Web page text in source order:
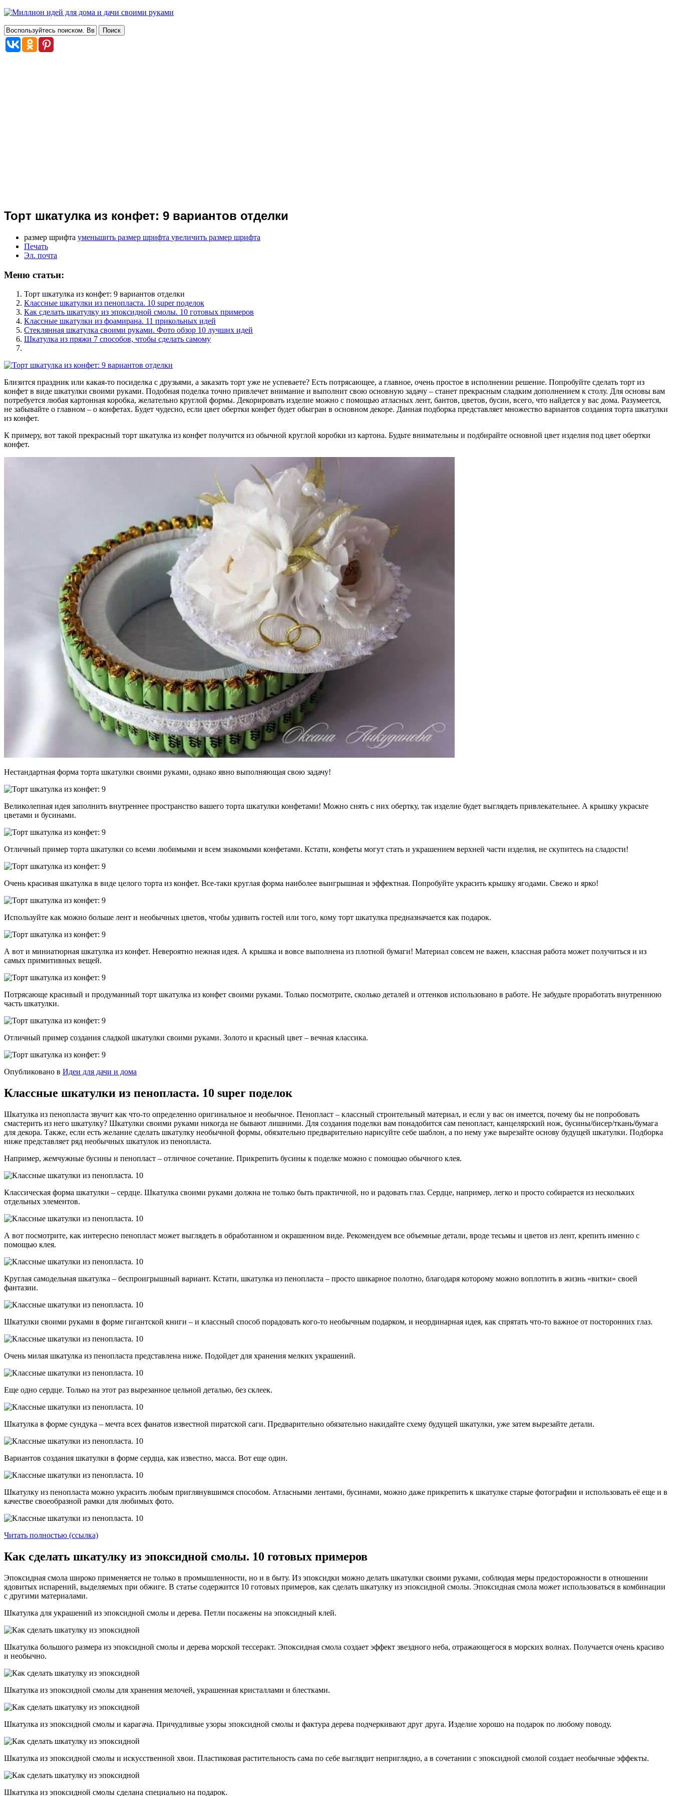
Торт шкатулка из конфет: 9 вариантов отделки
размер шрифта уменьшить размер шрифта увеличить размер шрифта
Печать
Эл. почта
Меню статьи:
Торт шкатулка из конфет: 9 вариантов отделки
Классные шкатулки из пенопласта. 10 super поделок
Как сделать шкатулку из эпоксидной смолы. 10 готовых примеров
Классные шкатулки из фоамирана. 11 прикольных идей
Стеклянная шкатулка своими руками. Фото обзор 10 лучших идей
Шкатулка из пряжи 7 способов, чтобы сделать самому
Близится праздник или какая-то посиделка с друзьями, а заказать торт уже не успеваете? Есть потрясающее, а главное, очень простое в исполнении решение. Попробуйте сделать торт из
конфет в виде шкатулки своими руками. Подобная поделка точно привлечет внимание и выполнит свою основную задачу – станет прекрасным сладким дополнением к столу. Для основы вам
потребуется любая картонная коробка, желательно круглой формы. Декорировать изделие можно с помощью атласных лент, бантов, цветов, бусин, всего, что найдется у вас дома. Разумеется,
не забывайте о главном – о конфетах. Будет чудесно, если цвет обертки конфет будет обыгран в основном декоре. Данная подборка представляет множество вариантов создания торта шкатулки
из конфет.
К примеру, вот такой прекрасный торт шкатулка из конфет получится из обычной круглой коробки из картона. Будьте внимательны и подбирайте основной цвет изделия под цвет обертки
конфет.
Нестандартная форма торта шкатулки своими руками, однако явно выполняющая свою задачу!
Великолепная идея заполнить внутреннее пространство вашего торта шкатулки конфетами! Можно снять с них обертку, так изделие будет выглядеть привлекательнее. А крышку украсьте
цветами и бусинами.
Отличный пример торта шкатулки со всеми любимыми и всем знакомыми конфетами. Кстати, конфеты могут стать и украшением верхней части изделия, не скупитесь на сладости!
Очень красивая шкатулка в виде целого торта из конфет. Все-таки круглая форма наиболее выигрышная и эффектная. Попробуйте украсить крышку ягодами. Свежо и ярко!
Используйте как можно больше лент и необычных цветов, чтобы удивить гостей или того, кому торт шкатулка предназначается как подарок.
А вот и миниатюрная шкатулка из конфет. Невероятно нежная идея. А крышка и вовсе выполнена из плотной бумаги! Материал совсем не важен, классная работа может получиться и из
самых примитивных вещей.
Потрясающе красивый и продуманный торт шкатулка из конфет своими руками. Только посмотрите, сколько деталей и оттенков использовано в работе. Не забудьте проработать внутреннюю
часть шкатулки.
Отличный пример создания сладкой шкатулки своими руками. Золото и красный цвет – вечная классика.
Опубликовано в Идеи для дачи и дома
Классные шкатулки из пенопласта. 10 super поделок
Шкатулка из пенопласта звучит как что-то определенно оригинальное и необычное. Пенопласт – классный строительный материал, и если у вас он имеется, почему бы не попробовать
смастерить из него шкатулку? Шкатулки своими руками никогда не бывают лишними. Для создания поделки вам понадобится сам пенопласт, канцелярский нож, бусины/бисер/ткань/бумага
для декора. Также, если есть желание сделать шкатулку необычной формы, обязательно предварительно нарисуйте себе шаблон, а по нему уже вырезайте основу будущей шкатулки. Подборка
ниже представляет ряд необычных шкатулок из пенопласта.
Например, жемчужные бусины и пенопласт – отличное сочетание. Прикрепить бусины к поделке можно с помощью обычного клея.
Классическая форма шкатулки – сердце. Шкатулка своими руками должна не только быть практичной, но и радовать глаз. Сердце, например, легко и просто собирается из нескольких
отдельных элементов.
А вот посмотрите, как интересно пенопласт может выглядеть в обработанном и окрашенном виде. Рекомендуем все объемные детали, вроде тесьмы и цветов из лент, крепить именно с
помощью клея.
Круглая самодельная шкатулка – беспроигрышный вариант. Кстати, шкатулка из пенопласта – просто шикарное полотно, благодаря которому можно воплотить в жизнь «витки» своей
фантазии.
Шкатулки своими руками в форме гигантской книги – и классный способ порадовать кого-то необычным подарком, и неординарная идея, как спрятать что-то важное от посторонних глаз.
Очень милая шкатулка из пенопласта представлена ниже. Подойдет для хранения мелких украшений.
Еще одно сердце. Только на этот раз вырезанное цельной деталью, без склеек.
Шкатулка в форме сундука – мечта всех фанатов известной пиратской саги. Предварительно обязательно накидайте схему будущей шкатулки, уже затем вырезайте детали.
Вариантов создания шкатулки в форме сердца, как известно, масса. Вот еще один.
Шкатулку из пенопласта можно украсить любым приглянувшимся способом. Атласными лентами, бусинами, можно даже прикрепить к шкатулке старые фотографии и использовать её еще и в
качестве своеобразной рамки для любимых фото.
Читать полностью (ссылка)
Как сделать шкатулку из эпоксидной смолы. 10 готовых примеров
Эпоксидная смола широко применяется не только в промышленности, но и в быту. Из эпоксидки можно делать шкатулки своими руками, соблюдая меры предосторожности в отношении
ядовитых испарений, выделяемых при обжиге. В статье содержится 10 готовых примеров, как сделать шкатулку из эпоксидной смолы. Эпоксидная смола может использоваться в комбинации
с другими материалами.
Шкатулка для украшений из эпоксидной смолы и дерева. Петли посажены на эпоксидный клей.
Шкатулка большого размера из эпоксидной смолы и дерева морской тессеракт. Эпоксидная смола создает эффект звездного неба, отражающегося в морских волнах. Получается очень красиво
и необычно.
Шкатулка из эпоксидной смолы для хранения мелочей, украшенная кристаллами и блестками.
Шкатулка из эпоксидной смолы и карагача. Причудливые узоры эпоксидной смолы и фактура дерева подчеркивают друг друга. Изделие хорошо на подарок по любому поводу.
Шкатулка из эпоксидной смолы и искусственной хвои. Пластиковая растительность сама по себе выглядит неприглядно, а в сочетании с эпоксидной смолой создает необычные эффекты.
Шкатулка из эпоксидной смолы сделана специально на подарок.